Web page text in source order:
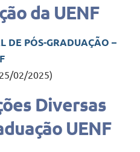
da UENF
DE PÓS-GRADUAÇÃO –
02/2025)
Diversas
UENF